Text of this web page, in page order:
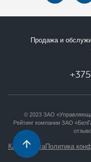
Продажа и
© 2023 ЗАО
Рейтинг компании ЗАО
Карта сайтаПолитика